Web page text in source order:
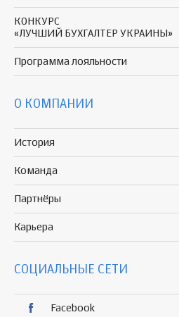
КОНКУРС
«ЛУЧШИЙ БУХГАЛТЕР УКРАИНЫ»
Программа лояльности
О КОМПАНИИ
История
Команда
Партнёры
Карьера
СОЦИАЛЬНЫЕ СЕТИ
Facebook